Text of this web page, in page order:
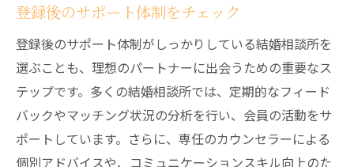
登録後のサポート体制をチェック
登録後のサポート体制がしっかりしている結婚相談所を
選ぶことも、理想のパートナーに出会うための重要なス
テップです。多くの結婚相談所では、定期的なフィード
バックやマッチング状況の分析を行い、会員の活動をサ
ポートしています。さらに、専任のカウンセラーによる
個別アドバイスや、コミュニケーションスキル向上のた